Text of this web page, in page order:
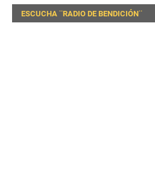
ESCUCHA ¨RADIO DE BENDICIÓN¨